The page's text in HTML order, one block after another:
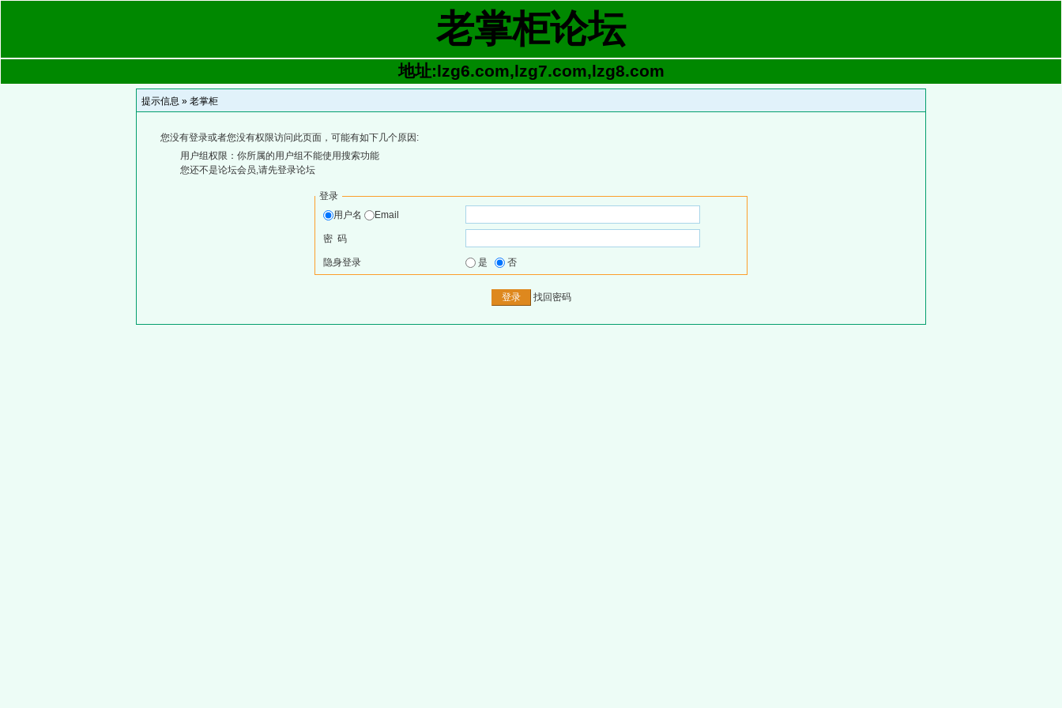
老掌柜论坛
地址:lzg6.com,lzg7.com,lzg8.com
提示信息 » 老掌柜
您没有登录或者您没有权限访问此页面，可能有如下几个原因:
用户组权限：你所属的用户组不能使用搜索功能
您还不是论坛会员,请先登录论坛
登录
用户名
Email
密 码
隐身登录 是 否
找回密码